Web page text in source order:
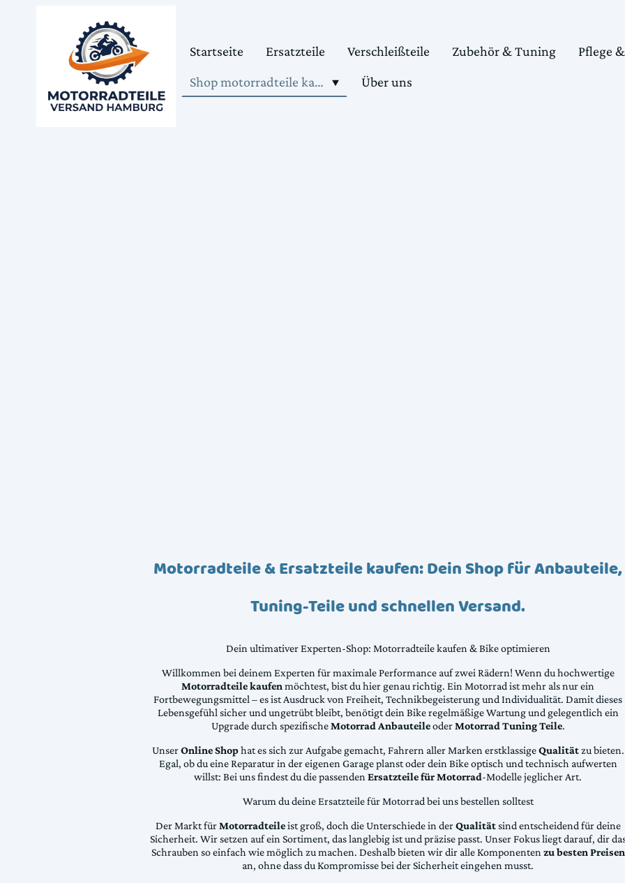
Startseite Ersatzteile Verschleißteile Zubehör & Tuning
Pflege
Shop motorradteile kaufen
Über uns
Motorradteile & Ersatzteile kaufen: Dein Shop für Anbauteile,
Tuning-Teile und schnellen Versand.
Dein ultimativer Experten-Shop: Motorradteile kaufen & Bike optimieren
Willkommen bei deinem Experten für maximale Performance auf zwei Rädern! Wenn du hochwertige
Motorradteile kaufenmöchtest, bist du hier genau richtig. Ein Motorrad ist mehr als nur ein
Fortbewegungsmittel – es ist Ausdruck von Freiheit, Technikbegeisterung und Individualität. Damit dieses
Lebensgefühl sicher und ungetrübt bleibt, benötigt dein Bike regelmäßige Wartung und gelegentlich ein
Upgrade durch spezifischeMotorrad AnbauteileoderMotorrad Tuning Teile.
UnserOnline Shophat es sich zur Aufgabe gemacht, Fahrern aller Marken erstklassigeQualitätzu bieten.
Egal, ob du eine Reparatur in der eigenen Garage planst oder dein Bike optisch und technisch aufwerten
willst: Bei uns findest du die passendenErsatzteile für Motorrad-Modelle jeglicher Art.
Warum du deine Ersatzteile für Motorrad bei uns bestellen solltest
Der Markt fürMotorradteileist groß, doch die Unterschiede in derQualitätsind entscheidend für deine
Sicherheit. Wir setzen auf ein Sortiment, das langlebig ist und präzise passt. Unser Fokus liegt darauf, dir
Schrauben so einfach wie möglich zu machen. Deshalb bieten wir dir alle Komponentenzu besten Preisen
an, ohne dass du Kompromisse bei der Sicherheit eingehen musst.